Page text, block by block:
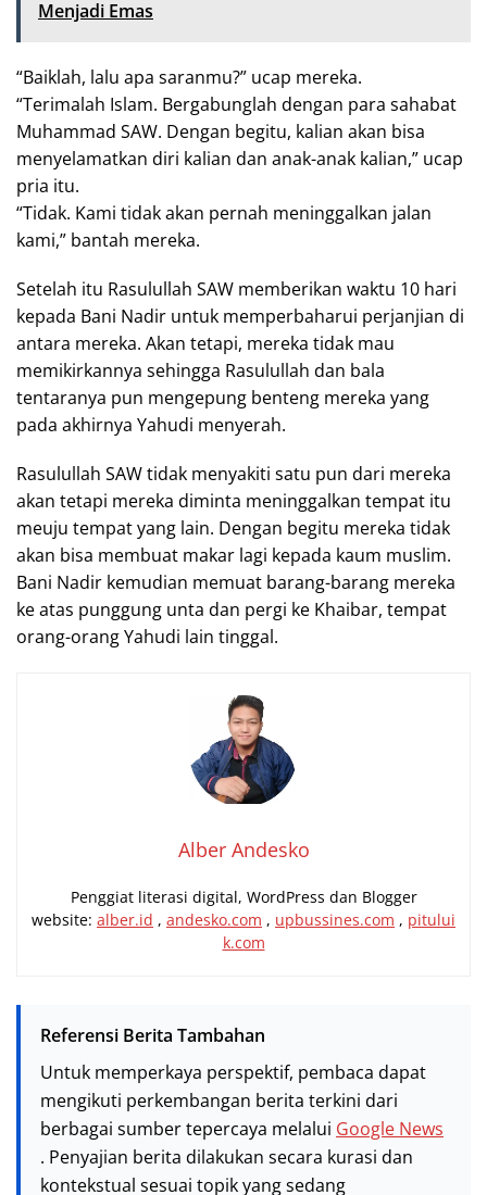
Menjadi Emas
“Baiklah, lalu apa saranmu?” ucap mereka.
“Terimalah Islam. Bergabunglah dengan para sahabat
Muhammad SAW. Dengan begitu, kalian akan bisa
menyelamatkan diri kalian dan anak-anak kalian,” ucap
pria itu.
“Tidak. Kami tidak akan pernah meninggalkan jalan
kami,” bantah mereka.
Setelah itu Rasulullah SAW memberikan waktu 10 hari
kepada Bani Nadir untuk memperbaharui perjanjian di
antara mereka. Akan tetapi, mereka tidak mau
memikirkannya sehingga Rasulullah dan bala
tentaranya pun mengepung benteng mereka yang
pada akhirnya Yahudi menyerah.
Rasulullah SAW tidak menyakiti satu pun dari mereka
akan tetapi mereka diminta meninggalkan tempat itu
meuju tempat yang lain. Dengan begitu mereka tidak
akan bisa membuat makar lagi kepada kaum muslim.
Bani Nadir kemudian memuat barang-barang mereka
ke atas punggung unta dan pergi ke Khaibar, tempat
orang-orang Yahudi lain tinggal.
Alber Andesko
Penggiat literasi digital, WordPress dan Blogger
website: alber.id , andesko.com , upbussines.com , pitului
k.com
Referensi Berita Tambahan
Untuk memperkaya perspektif, pembaca dapat
mengikuti perkembangan berita terkini dari
berbagai sumber tepercaya melalui Google News
. Penyajian berita dilakukan secara kurasi dan
kontekstual sesuai topik yang sedang